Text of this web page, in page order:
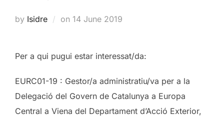
by Isidre on Posted
14 June 2019
Per a qui pugui estar interessat/da:
EURC01-19 : Gestor/a administratiu/va per a la
Delegació del Govern de Catalunya a Europa
Central a Viena del Departament d’Acció Exterior,